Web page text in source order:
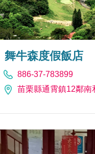
舞牛森度假飯店
886-37-783899
苗栗縣通霄鎮12鄰南